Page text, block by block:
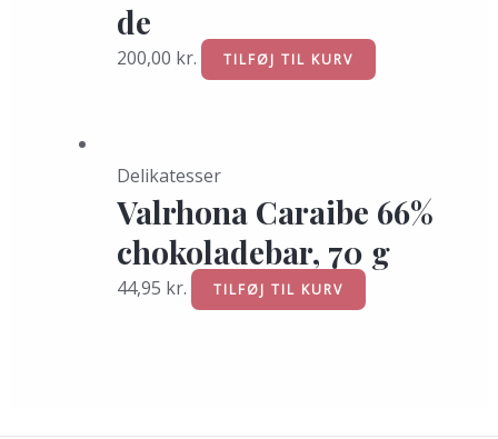
de
200,00 kr. TILFØJ TIL KURV
Delikatesser
Valrhona Caraibe 66%
chokoladebar, 70 g
44,95 kr. TILFØJ TIL KURV